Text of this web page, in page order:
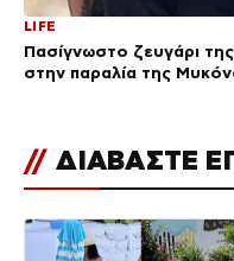
LIFE
Πασίγνωστο ζευγάρι
στην παραλία της
// ΔΙΑΒΑΣΤΕ